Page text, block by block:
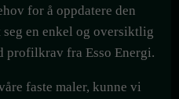
for å oppdatere den
seg en enkel og oversiktlig
profilkrav fra Esso Energi.
faste maler, kunne vi